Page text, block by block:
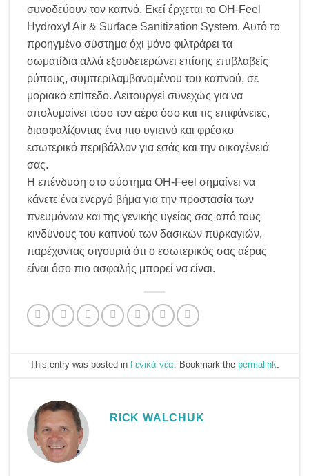
συνοδεύουν τον καπνό. Εκεί έρχεται το OH-Feel
Hydroxyl Air & Surface Sanitization System. Αυτό το
προηγμένο σύστημα όχι μόνο φιλτράρει τα
σωματίδια αλλά εξουδετερώνει επίσης επιβλαβείς
ρύπους, συμπεριλαμβανομένου του καπνού, σε
μοριακό επίπεδο. Λειτουργεί συνεχώς για να
απολυμαίνει τόσο τον αέρα όσο και τις επιφάνειες,
διασφαλίζοντας ένα πιο υγιεινό και φρέσκο
εσωτερικό περιβάλλον για εσάς και την οικογένειά
σας.
Η επένδυση στο σύστημα OH-Feel σημαίνει να
κάνετε ένα ενεργό βήμα για την προστασία των
πνευμόνων και της γενικής υγείας σας από τους
κινδύνους του καπνού των δασικών πυρκαγιών,
παρέχοντας σιγουριά ότι ο εσωτερικός σας αέρας
είναι όσο πιο ασφαλής μπορεί να είναι.
This entry was posted in Γενικά νέα . Bookmark the permalink
RICK WALCHUK